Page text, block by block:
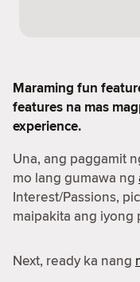
Maraming fun
features na mas
experience.
Una, ang paggamit
mo lang gumawa ng
Interest/Passions,
maipakita ang iyong
Next, ready ka nang